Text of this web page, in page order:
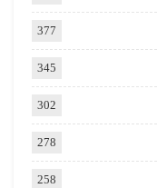
377
345
302
278
258